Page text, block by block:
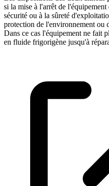
si la mise à l'arrêt de l'équipement
sécurité ou à la sûreté
protection de l'environnement ou
Dans ce cas l'équipement ne fait
en fluide frigorigène jusqu'à